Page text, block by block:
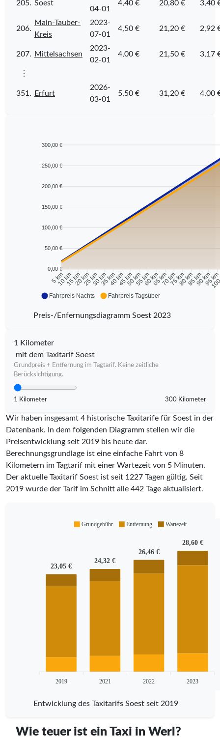
205. Soest
04-01
4,40 € 20,80 € 3,40
206.
Main-Tauber-
Kreis
2023-
07-01
4,50 € 21,20 € 2,92
207. Mittelsachsen
2023-
02-01
4,00 € 21,50 € 3,17
⋮
351. Erfurt
2026-
03-01
5,50 € 31,20 € 4,00
300,00 €
250,00 €
200,00 €
150,00 €
100,00 €
50,00 €
0,00 €
5 km
10 km15 km20 km25 km30 km35 km40 km45 km50 km55 km60 km65 km70 km75 km80 km85 km90 km95 km
Fahrpreis Nachts Fahrpreis Tagsüber
Preis-/Enfernungsdiagramm Soest 2023
1 Kilometer
mit dem Taxitarif Soest
Grundpreis + Entfernung im Tagtarif. Keine zeitliche
Berücksichtigung.
1 Kilometer 300 Kilometer
Wir haben insgesamt 4 historische Taxitarife für Soest in der
Datenbank. In dem folgenden Diagramm stellen wir die
Preisentwicklung seit 2019 bis heute dar.
Berechnungsgrundlage ist eine einfache Fahrt von 8
Kilometern im Tagtarif mit einer Wartezeit von 5 Minuten.
Der aktuelle Taxitarif Soest ist seit 1227 Tagen gültig. Seit
2019 wurde der Tarif im Schnitt alle 442 Tage aktualisiert.
23,05 €
24,32 €
26,46 €
28,60 €
2019 2021 2022 2023
Grundgebühr Entfernung Wartezeit
Entwicklung des Taxitarifs Soest seit 2019
Wie teuer ist ein Taxi in Werl?